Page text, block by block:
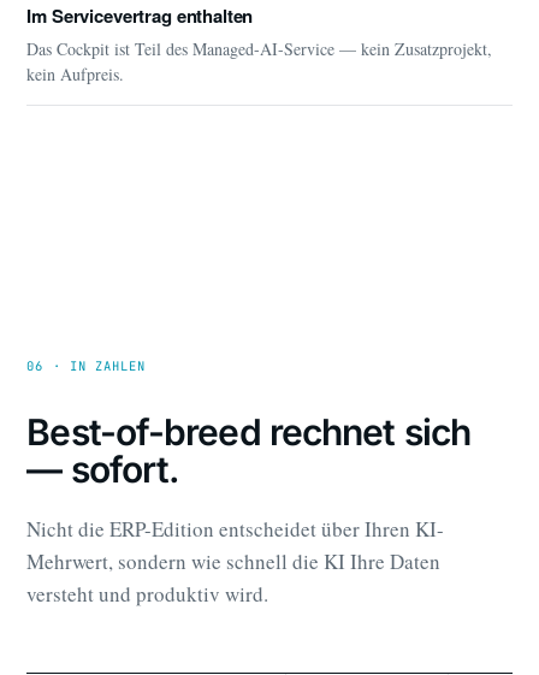
Im Servicevertrag enthalten
Das Cockpit ist Teil des Managed-AI-Service — kein Zusatzprojekt,
kein Aufpreis.
06 · IN ZAHLEN
Best-of-breed rechnet sich
— sofort.
Nicht die ERP-Edition entscheidet über Ihren KI-
Mehrwert, sondern wie schnell die KI Ihre Daten
versteht und produktiv wird.